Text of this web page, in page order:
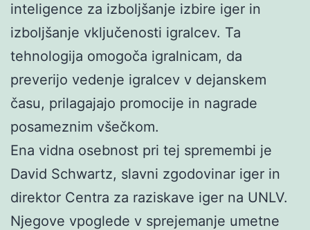
inteligence za izboljšanje izbire iger in
izboljšanje vključenosti igralcev. Ta
tehnologija omogoča igralnicam, da
preverijo vedenje igralcev v dejanskem
času, prilagajajo promocije in nagrade
posameznim všečkom.
Ena vidna osebnost pri tej spremembi je
David Schwartz, slavni zgodovinar iger in
direktor Centra za raziskave iger na UNLV.
Njegove vpoglede v sprejemanje umetne